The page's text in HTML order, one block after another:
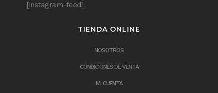
[instagram-feed]
TIENDA ONLINE
NOSOTROS
CONDICIONES DE VENTA
MI CUENTA